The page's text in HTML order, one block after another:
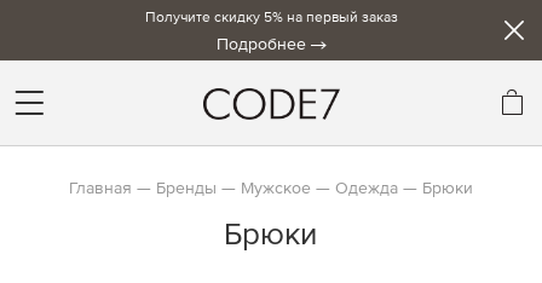
Получите скидку 5% на первый заказ
Подробнее
Главная Бренды Мужское Одежда Брюки
Брюки